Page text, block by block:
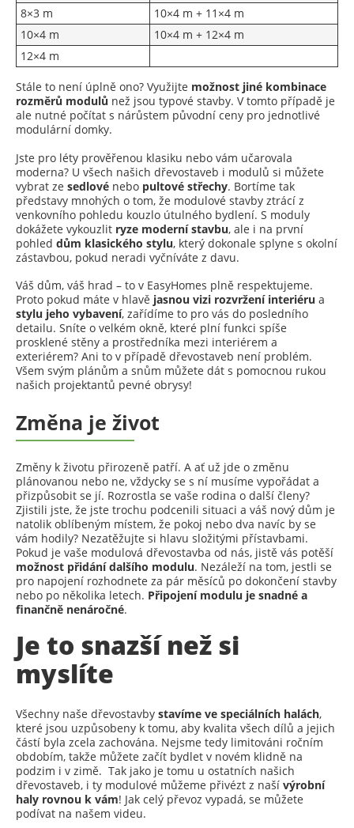
8×3 m
10×4 m + 11×4 m
10×4 m
10×4 m + 12×4 m
12×4 m
Stále to není úplně ono? Využijte možnost jiné kombinace
rozměrů modulů než jsou typové stavby. V tomto případě je
ale nutné počítat s nárůstem původní ceny pro jednotlivé
modulární domky.
Jste pro léty prověřenou klasiku nebo vám učarovala
moderna? U všech našich dřevostaveb i modulů si můžete
vybrat ze sedlové nebo pultové střechy. Bortíme tak
představy mnohých o tom, že modulové stavby ztrácí z
venkovního pohledu kouzlo útulného bydlení. S moduly
dokážete vykouzlit ryze moderní stavbu, ale i na první
pohled dům klasického stylu, který dokonale splyne s okolní
zástavbou, pokud neradi vyčníváte z davu.
Váš dům, váš hrad – to v EasyHomes plně respektujeme.
Proto pokud máte v hlavě jasnou vizi rozvržení interiéru a
stylu jeho vybavení, zařídíme to pro vás do posledního
detailu. Sníte o velkém okně, které plní funkci spíše
prosklené stěny a prostředníka mezi interiérem a
exteriérem? Ani to v případě dřevostaveb není problém.
Všem svým plánům a snům můžete dát s pomocnou rukou
našich projektantů pevné obrysy!
Změna je život
Změny k životu přirozeně patří. A ať už jde o změnu
plánovanou nebo ne, vždycky se s ní musíme vypořádat a
přizpůsobit se jí. Rozrostla se vaše rodina o další členy?
Zjistili jste, že jste trochu podcenili situaci a váš nový dům je
natolik oblíbeným místem, že pokoj nebo dva navíc by se
vám hodily? Nezatěžujte si hlavu složitými přístavbami.
Pokud je vaše modulová dřevostavba od nás, jistě vás potěší
možnost přidání dalšího modulu. Nezáleží na tom, jestli se
pro napojení rozhodnete za pár měsíců po dokončení stavby
nebo po několika letech. Připojení modulu je snadné a
finančně nenáročné.
Je to snazší než si
myslíte
Všechny naše dřevostavby stavíme ve speciálních halách,
které jsou uzpůsobeny k tomu, aby kvalita všech dílů a jejich
částí byla zcela zachována. Nejsme tedy limitováni ročním
obdobím, takže můžete začít bydlet v novém klidně na
podzim i v zimě. Tak jako je tomu u ostatních našich
dřevostaveb, i ty modulové můžeme přivézt z naší výrobní
haly rovnou k vám! Jak celý převoz vypadá, se můžete
podívat na našem videu.